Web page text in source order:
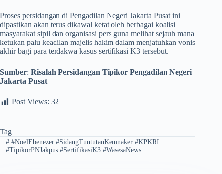
​Proses persidangan di Pengadilan Negeri Jakarta Pusat ini
dipastikan akan terus dikawal ketat oleh berbagai koalisi
masyarakat sipil dan organisasi pers guna melihat sejauh mana
ketukan palu keadilan majelis hakim dalam menjatuhkan vonis
akhir bagi para terdakwa kasus sertifikasi K3 tersebut.
Sumber: Risalah Persidangan Tipikor Pengadilan Negeri
Jakarta Pusat
Post Views: 32
Tag
##NoelEbenezer #SidangTuntutanKemnaker #KPKRI
#TipikorPNJakpus #SertifikasiK3 #WasesaNews